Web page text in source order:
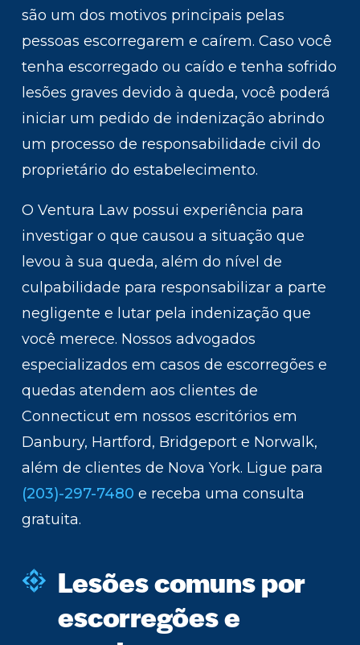
são um dos motivos principais pelas
pessoas escorregarem e caírem. Caso você
tenha escorregado ou caído e tenha sofrido
lesões graves devido à queda, você poderá
iniciar um pedido de indenização abrindo
um processo de responsabilidade civil do
proprietário do estabelecimento.
O Ventura Law possui experiência para
investigar o que causou a situação que
levou à sua queda, além do nível de
culpabilidade para responsabilizar a parte
negligente e lutar pela indenização que
você merece. Nossos advogados
especializados em casos de escorregões e
quedas atendem aos clientes de
Connecticut em nossos escritórios em
Danbury, Hartford, Bridgeport e Norwalk,
além de clientes de Nova York. Ligue para
(203)-297-7480 e receba uma consulta
gratuita.
Lesões comuns por
escorregões e